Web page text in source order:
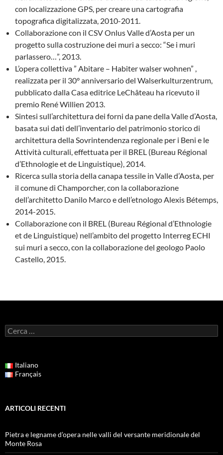
con localizzazione GPS, per creare una cartografia
topografica digitalizzata, 2010-2011.
Collaborazione con il CSV Onlus Valle d’Aosta per un
progetto sulla costruzione dei muri a secco: “Se i muri
parlassero…”, 2013.
L’opera collettiva ” Abitare – Habiter walser wohnen” ,
realizzata per il 30° anniversario del Walserkulturzentrum,
pubblicato dalla Casa editrice LeChâteau ha ricevuto il
premio René Willien 2013.
Sintesi sull’architettura dei forni da pane della Valle d’Aosta,
basata sui dati dell’inventario del patrimonio storico di
architettura della Sovrintendenza regionale per i Beni e le
Attività culturali, effettuata per il BREL (Bureau Régional
d’Ethnologie et de Linguistique), 2014.
Ricerca sulla storia della canapa tessile in Valle d’Aosta, per
il comune di Champorcher, con la collaborazione
dell’architetto Danilo Marco e dell’etnologo Alexis Bétemps,
2014-2015.
Collaborazione con il BREL (Bureau Régional d’Ethnologie
et de Linguistique) nell’ambito del progetto Interreg ECHI
sui muri a secco, con la collaborazione del geologo Paolo
Castello, 2015.
Ricerca
per:
Italiano
Français
ARTICOLI RECENTI
Pietra e legname d’opera nelle valli del versante meridionale del
Monte Rosa